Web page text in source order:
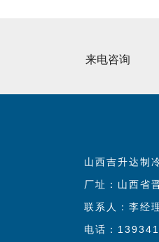
来电咨询
山西吉升达制
厂址：山西省
联系人：李经
电话：